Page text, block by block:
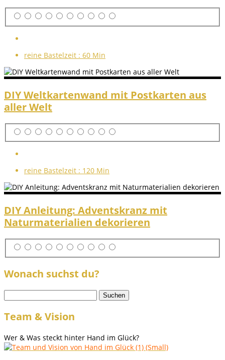
reine Bastelzeit : 60 Min
DIY Weltkartenwand mit Postkarten aus
aller Welt
reine Bastelzeit : 120 Min
DIY Anleitung: Adventskranz mit
Naturmaterialien dekorieren
Wonach suchst du?
nach:
Team & Vision
Wer & Was steckt hinter Hand im Glück?